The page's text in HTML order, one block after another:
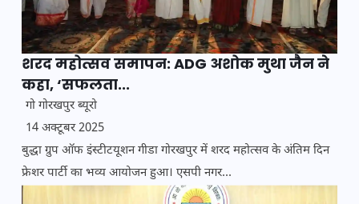
शरद महोत्सव समापन: ADG अशोक मुथा जैन ने
कहा, ‘सफलता...
गो गोरखपुर ब्यूरो
14 अक्टूबर 2025
बुद्धा ग्रुप ऑफ इंस्टीटयूशन गीडा गोरखपुर में शरद महोत्सव के अंतिम दिन
फ्रेशर पार्टी का भव्य आयोजन हुआ। एसपी नगर...